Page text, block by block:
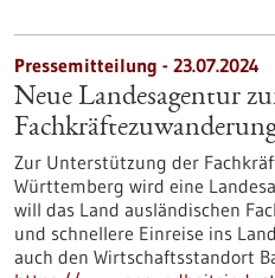
Pressemitteilung - 23.07.2024
Neue Landesagentur
Zur Unterstützung der
Württemberg wird eine
will das Land ausländischen
und schnellere Einreise ins
auch den Wirtschaftsstandort